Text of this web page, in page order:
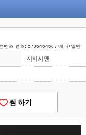
텐츠 번호: 570646468 / 애니>일반
지비시맨
찜 하기